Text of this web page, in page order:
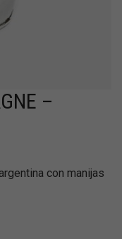
–
con manijas